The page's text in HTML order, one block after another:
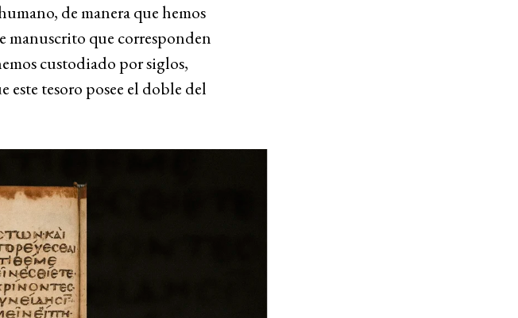
de manera que hemos
manuscrito que corresponden
custodiado por siglos,
este tesoro posee el doble del